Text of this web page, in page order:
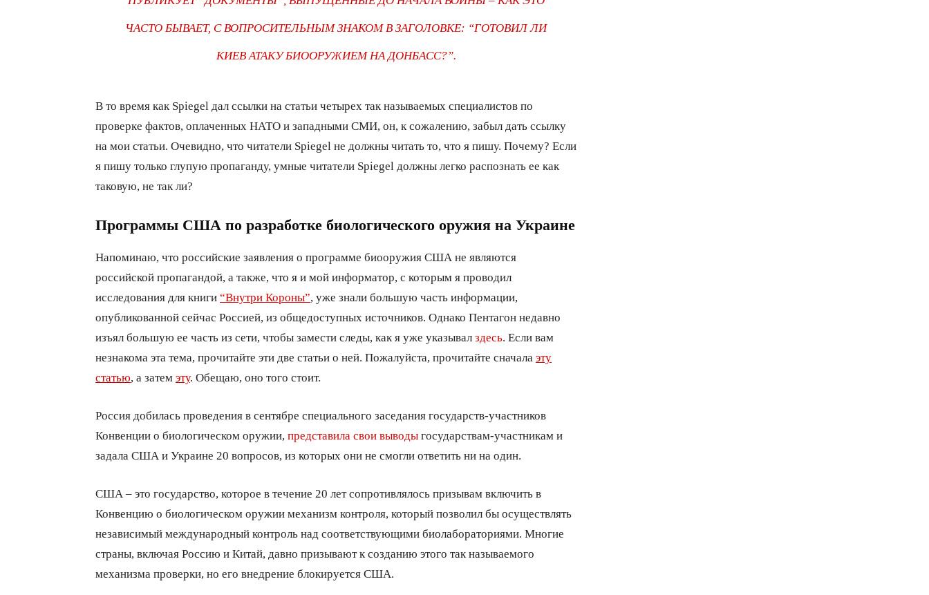
ЧАСТО БЫВАЕТ, С ВОПРОСИТЕЛЬНЫМ ЗНАКОМ В ЗАГОЛОВКЕ: “ГОТОВИЛ ЛИ
КИЕВ АТАКУ БИООРУЖИЕМ НА ДОНБАСС?”.
В то время как Spiegel дал ссылки на статьи четырех так называемых специалистов по
проверке фактов, оплаченных НАТО и западными СМИ, он, к сожалению, забыл дать ссылку
на мои статьи. Очевидно, что читатели Spiegel не должны читать то, что я пишу. Почему? Если
я пишу только глупую пропаганду, умные читатели Spiegel должны легко распознать ее как
таковую, не так ли?
Программы США по разработке биологического оружия на Украине
Напоминаю, что российские заявления о программе биооружия США не являются
российской пропагандой, а также, что я и мой информатор, с которым я проводил
исследования для книги “Внутри Короны” , уже знали большую часть информации,
опубликованной сейчас Россией, из общедоступных источников. Однако Пентагон недавно
изъял большую ее часть из сети, чтобы замести следы, как я уже указывал здесь . Если вам
незнакома эта тема, прочитайте эти две статьи о ней. Пожалуйста, прочитайте сначала эту
статью , а затем эту. Обещаю, оно того стоит.
Россия добилась проведения в сентябре специального заседания государств-участников
Конвенции о биологическом оружии, представила свои выводы государствам-участникам и
задала США и Украине 20 вопросов, из которых они не смогли ответить ни на один.
США – это государство, которое в течение 20 лет сопротивлялось призывам включить в
Конвенцию о биологическом оружии механизм контроля, который позволил бы осуществлять
независимый международный контроль над соответствующими биолабораториями. Многие
страны, включая Россию и Китай, давно призывают к созданию этого так называемого
механизма проверки, но его внедрение блокируется США.